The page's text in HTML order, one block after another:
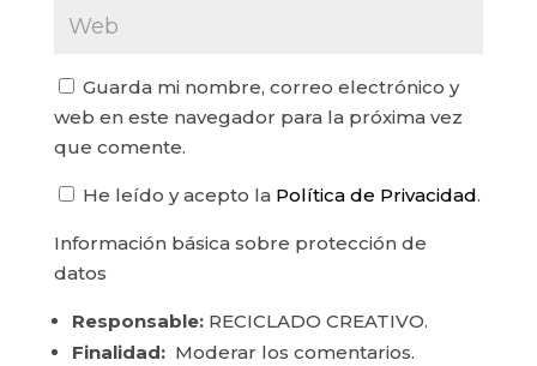
Guarda mi nombre, correo electrónico y
web en este navegador para la próxima vez
que comente.
He leído y acepto la Política de Privacidad.
Información básica sobre protección de
datos
Responsable:RECICLADO CREATIVO.
Finalidad:Moderar los comentarios.